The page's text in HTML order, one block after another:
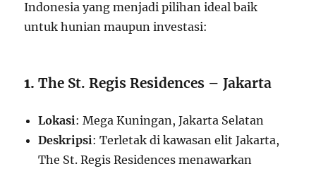
Indonesia yang menjadi pilihan ideal baik
untuk hunian maupun investasi:
1.The St. Regis Residences – Jakarta
Lokasi: Mega Kuningan, Jakarta Selatan
Deskripsi: Terletak di kawasan elit Jakarta,
The St. Regis Residences menawarkan